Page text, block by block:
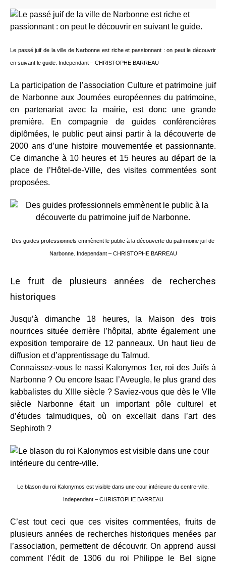
Le passé juif de la ville de Narbonne est riche et passionnant : on peut le découvrir
en suivant le guide. Independant – CHRISTOPHE BARREAU
La participation de l’association Culture et patrimoine juif
de Narbonne aux Journées européennes du patrimoine,
en partenariat avec la mairie, est donc une grande
première. En compagnie de guides conférencières
diplômées, le public peut ainsi partir à la découverte de
2000 ans d’une histoire mouvementée et passionnante.
Ce dimanche à 10 heures et 15 heures au départ de la
place de l’Hôtel-de-Ville, des visites commentées sont
proposées.
Des guides professionnels emmènent le public à la découverte du patrimoine juif de
Narbonne. Independant – CHRISTOPHE BARREAU
Le fruit de plusieurs années de recherches
historiques
Jusqu’à dimanche 18 heures, la Maison des trois
nourrices située derrière l’hôpital, abrite également une
exposition temporaire de 12 panneaux. Un haut lieu de
diffusion et d’apprentissage du Talmud.
Connaissez-vous le nassi Kalonymos 1er, roi des Juifs à
Narbonne ? Ou encore Isaac l’Aveugle, le plus grand des
kabbalistes du XIIIe siècle ? Saviez-vous que dès le VIIe
siècle Narbonne était un important pôle culturel et
d’études talmudiques, où on excellait dans l’art des
Sephiroth ?
Le blason du roi Kalonymos est visible dans une cour intérieure du centre-ville.
Independant – CHRISTOPHE BARREAU
C’est tout ceci que ces visites commentées, fruits de
plusieurs années de recherches historiques menées par
l’association, permettent de découvrir. On apprend aussi
comment l’édit de 1306 du roi Philippe le Bel signe